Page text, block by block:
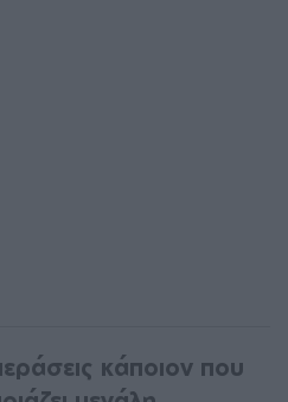
κάποιον που